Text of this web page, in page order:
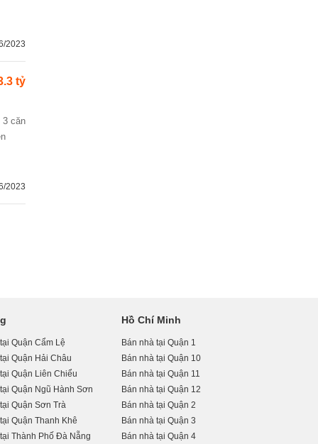
2023
tỷ
2023
Quận Cẩm Lệ
Quận Hải Châu
Quận Liên Chiểu
Quận Ngũ Hành Sơn
Quận Sơn Trà
Quận Thanh Khê
Thành Phố Đà Nẵng
Hồ Chí Minh
Bán nhà tại Quận 1
Bán nhà tại Quận 10
Bán nhà tại Quận 11
Bán nhà tại Quận 12
Bán nhà tại Quận 2
Bán nhà tại Quận 3
Bán nhà tại Quận 4